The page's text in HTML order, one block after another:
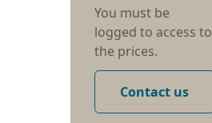
You must be
logged to access to
the prices.
Contact us